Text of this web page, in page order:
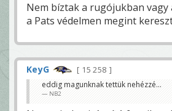
Nem bíztak a rugójukban
a Pats védelmen megint
KeyG
15 258
eddig magunknak tettük nehézzé...
NB2